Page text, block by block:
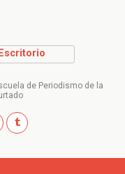
Escritorio
de Periodismo de la